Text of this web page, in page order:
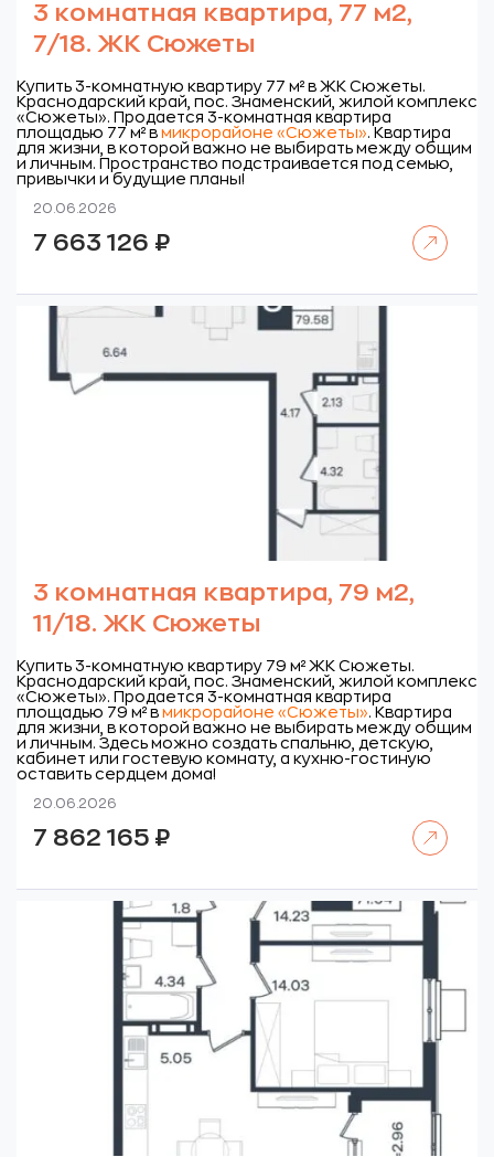
3 комнатная квартира, 77 м2,
7/18. ЖК Сюжеты
Купить 3-комнатную квартиру 77 м² в ЖК Сюжеты.
Краснодарский край, пос. Знаменский, жилой комплекс
«Сюжеты». Продается 3-комнатная квартира
площадью 77 м² в микрорайоне «Сюжеты». Квартира
для жизни, в которой важно не выбирать между общим
и личным. Пространство подстраивается под семью,
привычки и будущие планы!
20.06.2026
7 663 126 ₽
3 комнатная квартира, 79 м2,
11/18. ЖК Сюжеты
Купить 3-комнатную квартиру 79 м² ЖК Сюжеты.
Краснодарский край, пос. Знаменский, жилой комплекс
«Сюжеты». Продается 3-комнатная квартира
площадью 79 м² в микрорайоне «Сюжеты». Квартира
для жизни, в которой важно не выбирать между общим
и личным. Здесь можно создать спальню, детскую,
кабинет или гостевую комнату, а кухню-гостиную
оставить сердцем дома!
20.06.2026
7 862 165 ₽